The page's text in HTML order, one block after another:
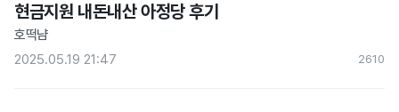
현금지원 내돈내산 아정당 후기
호떡냠
2025.05.19 21:47
261 0